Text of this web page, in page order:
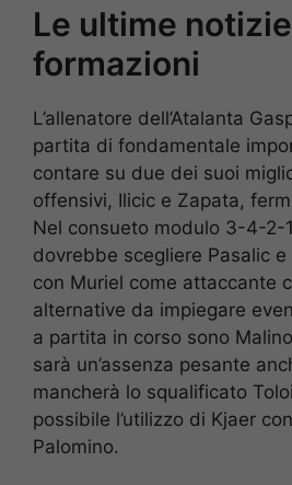
Le ultime
formazioni
L’allenatore dell’Atalanta
partita di fondamentale
contare su due dei suoi
offensivi, Ilicic e Zapata,
Nel consueto modulo 3-4-2-
dovrebbe scegliere Pasalic
con Muriel come attaccante
alternative da impiegare
a partita in corso sono
sarà un’assenza pesante
mancherà lo squalificato
possibile l’utilizzo di Kjaer
Palomino.